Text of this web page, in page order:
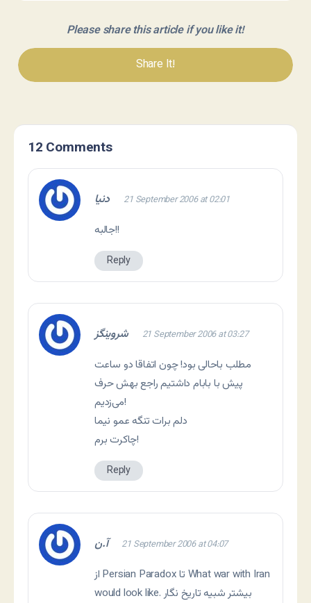
Please share this article if you like it!
Share It!
12 Comments
دنیا 21 September 2006 at 02:01
جالبه!!
Reply
شروینگز 21 September 2006 at 03:27
مطلب باحالی بود! چون اتفاقا دو ساعت
پیش با بابام داشتیم راجع بهش حرف
می‌زدیم!
دلم برات تنگه عمو نیما
چاکرت برم!
Reply
آ.ن 21 September 2006 at 04:07
از Persian Paradox تا What war with Iran
would look like. بیشتر شبیه تاریخ نگار